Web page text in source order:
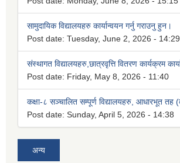
सामुदायिक विद्यालयहरु कार्यान्वयन गर्नु गराउनु हुन।
Post date: Tuesday, June 2, 2026 - 14:29
Post date: Friday, May 8, 2026 - 11:40
Post date: Sunday, April 5, 2026 - 14:38
अन्य